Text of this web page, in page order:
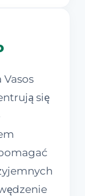
Vasos
się